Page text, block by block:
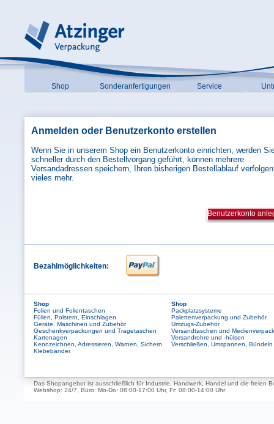
Shop Sonderanfertigungen Service
Anmelden oder Benutzerkonto erstellen
Wenn Sie in unserem Shop ein Benutzerkonto einrichten, werden
schneller durch den Bestellvorgang geführt, können mehrere
Versandadressen speichern, Ihren bisherigen Bestellablauf
vieles mehr.
Benutzerkonto
Bezahlmöglichkeiten:
Shop
Folien und Folientaschen
Füllen, Polstern, Einschlagen
Geräte, Maschinen und Zubehör
Geschenkverpackungen und Tragetaschen
Kartonagen
Kennzeichnen, Adressieren, Warnen, Sichern
Klebebänder
Shop
Packplatzsysteme
Palettenverpackung und Zubehör
Umzugs-Zubehör
Versandtaschen und
Versandrohre und -hülsen
Verschließen, Umspannen, Bündeln
Das Shopangebot ist ausschließlich für Industrie, Handwerk, Handel und die freien
Webshop: 24/7, Büro: Mo-Do: 08:00-17:00 Uhr, Fr: 08:00-14:00 Uhr